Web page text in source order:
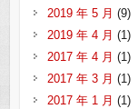
2019 年 5 月 (9)
2019 年 4 月 (1)
2017 年 4 月 (1)
2017 年 3 月 (1)
2017 年 1 月 (1)